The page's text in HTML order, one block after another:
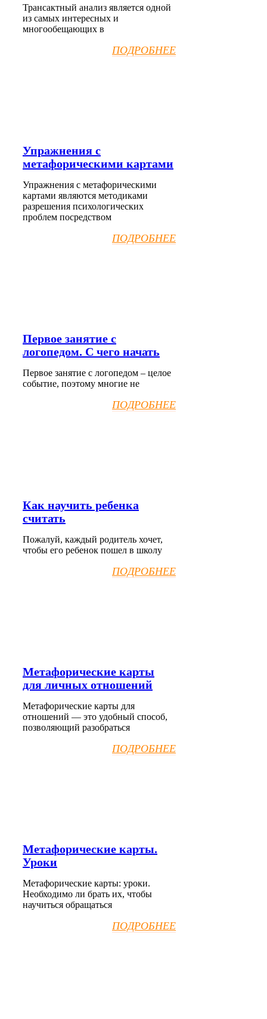
Трансактный анализ является одной
из самых интересных и
многообещающих в
ПОДРОБНЕЕ
Упражнения с
метафорическими картами
Упражнения с метафорическими
картами являются методиками
разрешения психологических
проблем посредством
ПОДРОБНЕЕ
Первое занятие с
логопедом. С чего начать
Первое занятие с логопедом – целое
событие, поэтому многие не
ПОДРОБНЕЕ
Как научить ребенка
считать
Пожалуй, каждый родитель хочет,
чтобы его ребенок пошел в школу
ПОДРОБНЕЕ
Метафорические карты
для личных отношений
Метафорические карты для
отношений — это удобный способ,
позволяющий разобраться
ПОДРОБНЕЕ
Метафорические карты.
Уроки
Метафорические карты: уроки.
Необходимо ли брать их, чтобы
научиться обращаться
ПОДРОБНЕЕ